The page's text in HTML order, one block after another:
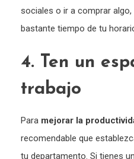
sociales o ir a comprar
bastante tiempo de tu
4. Ten un
trabajo
Para mejorar la
recomendable que
tu departamento. Si tienes